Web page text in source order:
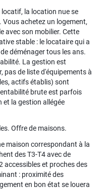
la location nue se
achetez un logement,
avec son mobilier. Cette
stable : le locataire qui a
déménager tous les ans.
La gestion est
pas de liste d'équipements à
actifs établis) sont
brute est parfois
et la gestion allégée
Offre de maisons.
maison correspondant à la
des T3-T4 avec de
accessibles et proches des
: proximité des
en bon état se louera